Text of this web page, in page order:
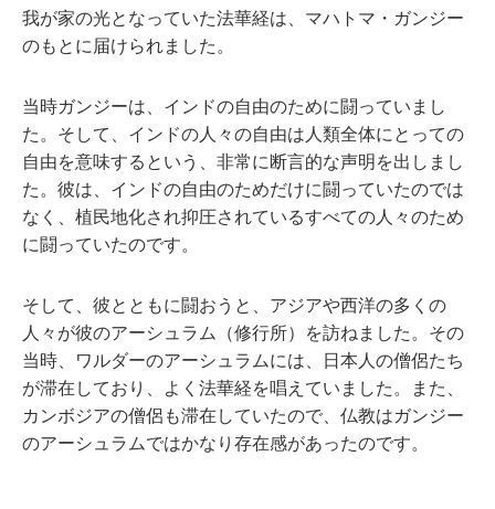
我が家の光となっていた法華経は、マハトマ・ガンジー
のもとに届けられました。
当時ガンジーは、インドの自由のために闘っていまし
た。そして、インドの人々の自由は人類全体にとっての
自由を意味するという、非常に断言的な声明を出しまし
た。彼は、インドの自由のためだけに闘っていたのでは
なく、植民地化され抑圧されているすべての人々のため
に闘っていたのです。
そして、彼とともに闘おうと、アジアや西洋の多くの
人々が彼のアーシュラム（修行所）を訪ねました。その
当時、ワルダーのアーシュラムには、日本人の僧侶たち
が滞在しており、よく法華経を唱えていました。また、
カンボジアの僧侶も滞在していたので、仏教はガンジー
のアーシュラムではかなり存在感があったのです。